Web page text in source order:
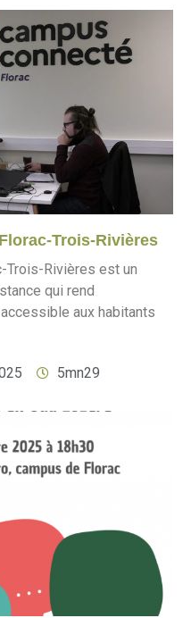
Trois-Rivières
Trois-Rivières est un
qui rend
aux habitants
5mn29